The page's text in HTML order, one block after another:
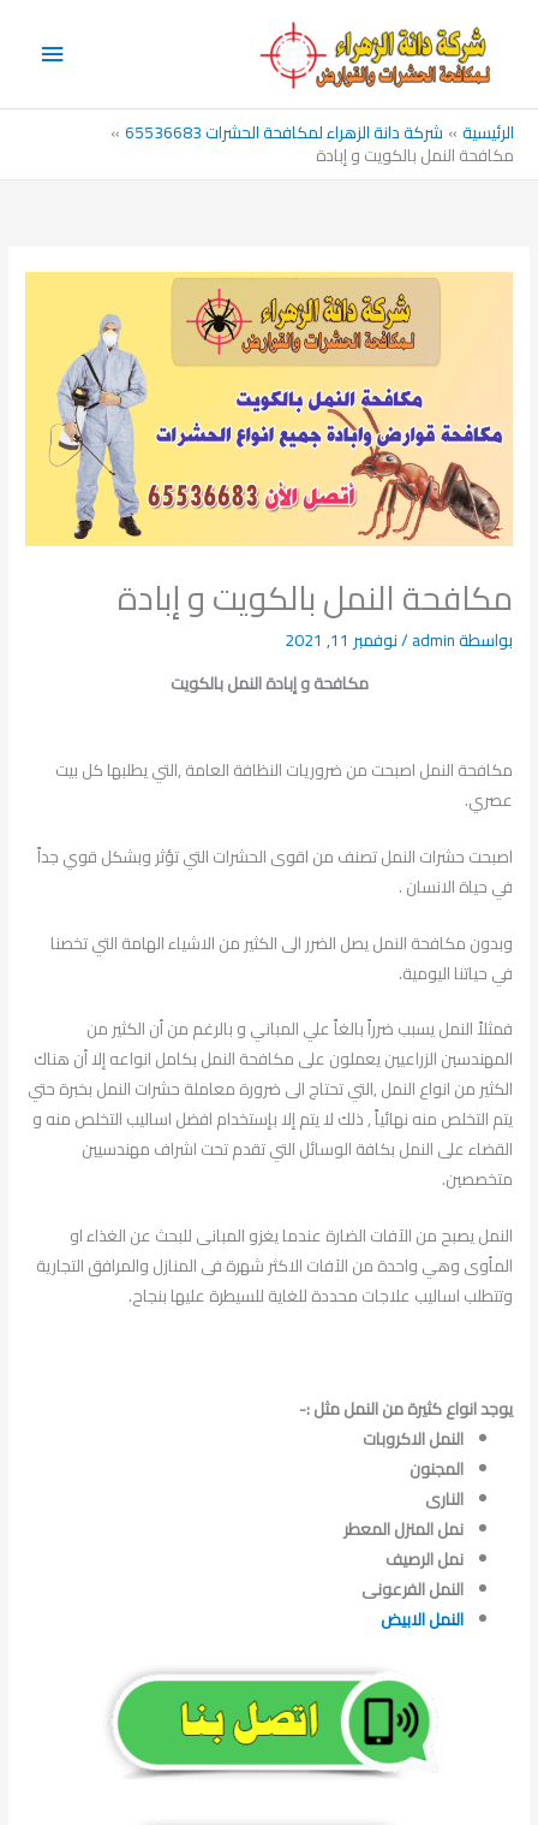
المحتوى
الرئيسية شركة دانة الزهراء لمكافحة الحشرات 65536683
مكافحة النمل بالكويت و إبادة
مكافحة النمل بالكويت و إبادة
بواسطةadmin
/نوفمبر 11, 2021
مكافحة و إبادة النمل بالكويت
مكافحة النمل اصبحت من ضروريات النظافة العامة ,التي يطلبها كل بيت
عصري.
اصبحت حشرات النمل تصنف من اقوى الحشرات التي تؤثر وبشكل قوي جداً
في حياة الانسان .
وبدون مكافحة النمل يصل الضرر الى الكثير من الاشياء الهامة التي تخصنا
في حياتنا اليومية.
فمثلاً النمل يسبب ضرراً بالغاً علي المباني و بالرغم من أن الكثير من
المهندسين الزراعيين يعملون على مكافحة النمل بكامل انواعه إلا أن هناك
الكثير من انواع النمل ,التي تحتاج الى ضرورة معاملة حشرات النمل بخبرة حتي
يتم التخلص منه نهائياً , ذلك لا يتم إلا بإستخدام افضل اساليب التخلص منه و
القضاء على النمل بكافة الوسائل التي تقدم تحت اشراف مهندسيين
متخصصين.
النمل يصبح من الآفات الضارة عندما يغزو المبانى للبحث عن الغذاء او
المأوى وهي واحدة من الآفات الاكثر شهرة فى المنازل والمرافق التجارية
وتتطلب اساليب علاجات محددة للغاية للسيطرة عليها بنجاح.
يوجد انواع كثيرة من النمل مثل :-
النمل الاكروبات
المجنون
النارى
نمل المنزل المعطر
نمل الرصيف
النمل الفرعونى
النمل الابيض